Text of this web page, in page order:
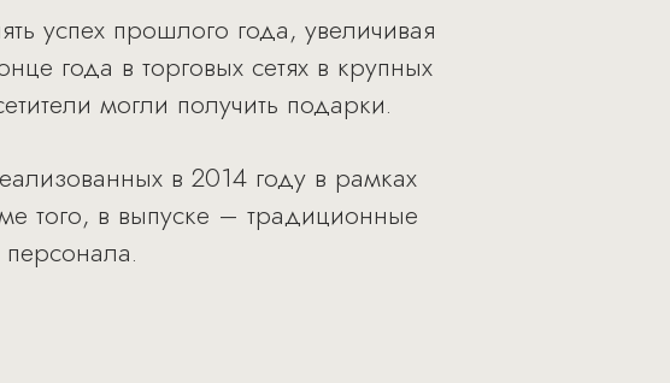
успех прошлого года, увеличивая
года в торговых сетях в крупных
могли получить подарки.
в 2014 году в рамках
того, в выпуске – традиционные